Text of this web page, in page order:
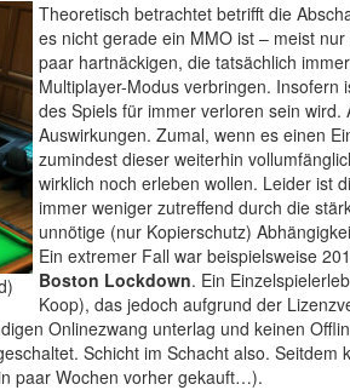
Theoretisch betrachtet betrifft die
es nicht gerade ein MMO ist – meist
paar hartnäckigen, die tatsächlich
Multiplayer-Modus verbringen. Insofern
des Spiels für immer verloren sein wird.
Auswirkungen. Zumal, wenn es einen
zumindest dieser weiterhin
wirklich noch erleben wollen. Leider ist
immer weniger zutreffend durch die
unnötige (nur Kopierschutz)
Ein extremer Fall war beispielsweise
Boston Lockdown. Ein
Koop), das jedoch aufgrund der
Onlinezwang unterlag und keinen
Schicht im Schacht also. Seitdem
paar Wochen vorher gekauft…).